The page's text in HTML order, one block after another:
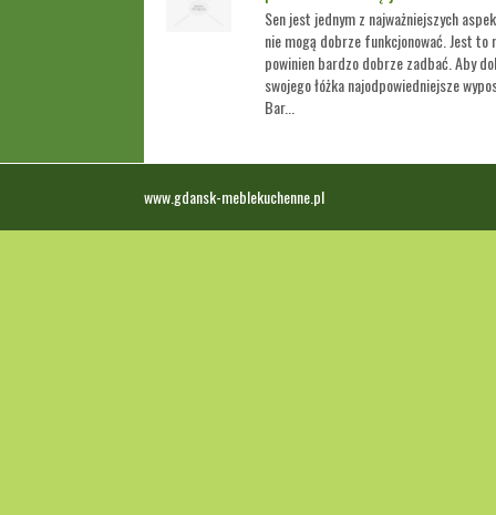
Sen jest jednym z najważniejszych
nie mogą dobrze funkcjonować. Jest to
powinien bardzo dobrze zadbać. Aby
swojego łóżka najodpowiedniejsze
Bar...
www.gdansk-meblekuchenne.pl